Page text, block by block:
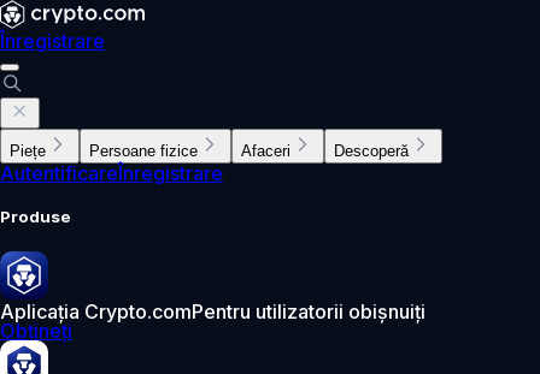
Înregistrare
Piețe Persoane fizice Afaceri Descoperă
AutentificareÎnregistrare
Produse
Aplicația Crypto.comPentru utilizatorii obișnuiți
Obțineți